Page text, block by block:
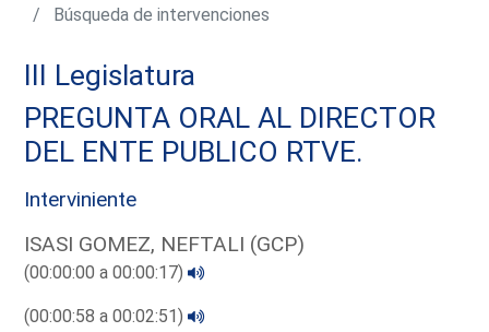
Búsqueda de intervenciones
III Legislatura
PREGUNTA ORAL AL DIRECTOR
DEL ENTE PUBLICO RTVE.
Interviniente
ISASI GOMEZ, NEFTALI (GCP)
(00:00:00 a 00:00:17)
(00:00:58 a 00:02:51)